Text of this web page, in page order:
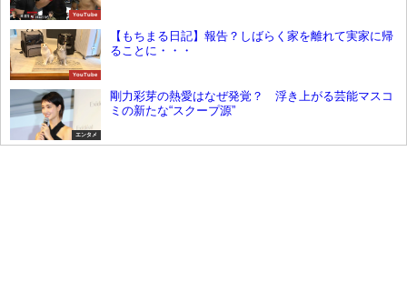
YouTube
YouTube
【もちまる日記】報告？しばらく家を離れて実家に帰
ることに・・・
エンタメ
剛力彩芽の熱愛はなぜ発覚？ 浮き上がる芸能マスコ
ミの新たな“スクープ源”